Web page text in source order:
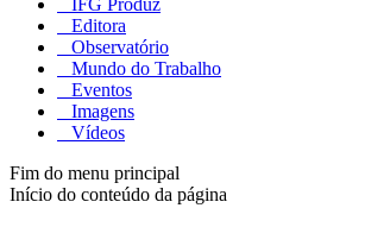
Editora
Observatório
Mundo do Trabalho
Eventos
Imagens
Vídeos
Fim do menu principal
Início do conteúdo da página